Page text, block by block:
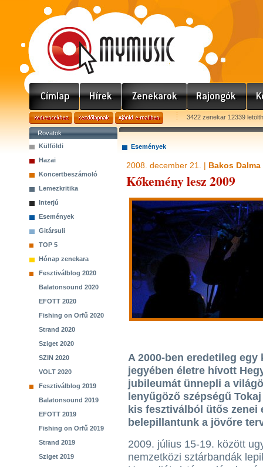
3422 zenekar 12339
Rovatok
Külföldi
Hazai
Koncertbeszámoló
Lemezkritika
Interjú
Események
Gitársuli
TOP 5
Hónap zenekara
Fesztiválblog 2020
Balatonsound 2020
EFOTT 2020
Fishing on Orfű 2020
Strand 2020
Sziget 2020
SZIN 2020
VOLT 2020
Fesztiválblog 2019
Balatonsound 2019
EFOTT 2019
Fishing on Orfű 2019
Strand 2019
Sziget 2019
Események
2008. december 21. | Bakos Dalma
Kőkemény lesz 2009
A 2000-ben eredetileg
jegyében életre hívott
jubileumát ünnepli a
lenyűgöző szépségű
kis fesztiválból ütős zenei
belepillantunk a jövőre
2009. július 15-19. között
nemzetközi sztárbandák